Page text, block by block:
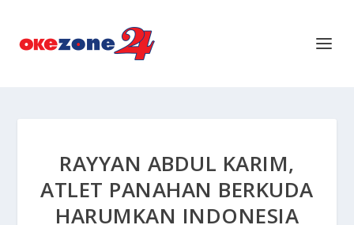
RAYYAN ABDUL KARIM,
ATLET PANAHAN BERKUDA
HARUMKAN INDONESIA